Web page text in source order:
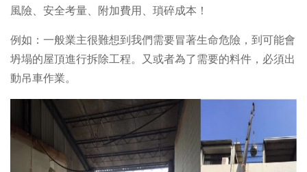
風險、安全考量、附加費用、瑣碎成本！
例如：一般業主很難想到我們需要冒著生命危險，到可能會
坍塌的屋頂進行拆除工程。又或者為了需要的料件，必須出
動吊車作業。